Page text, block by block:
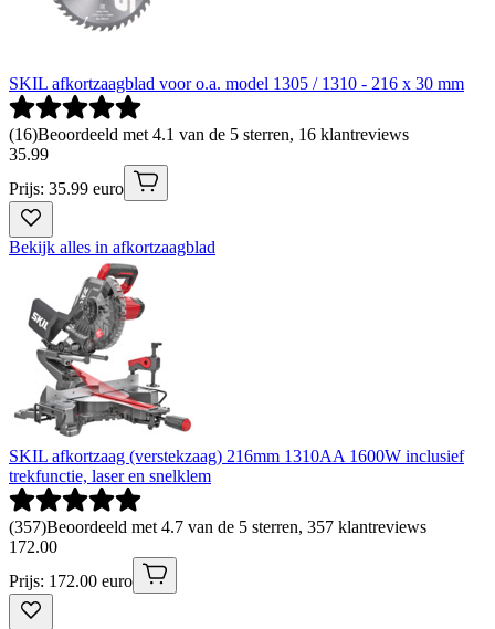
SKIL afkortzaagblad voor o.a. model 1305 / 1310 - 216 x 30 mm
(16)Beoordeeld met 4.1 van de 5 sterren, 16 klantreviews
35.99
Prijs: 35.99 euro
Bekijk alles in afkortzaagblad
SKIL afkortzaag (verstekzaag) 216mm 1310AA 1600W inclusief
trekfunctie, laser en snelklem
(357)Beoordeeld met 4.7 van de 5 sterren, 357 klantreviews
172.00
Prijs: 172.00 euro